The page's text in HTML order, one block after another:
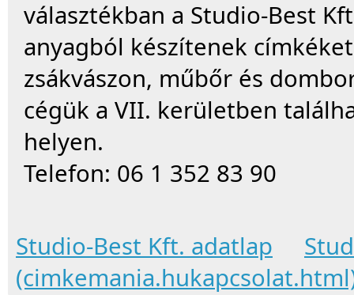
választékban a Studio-Best
anyagból készítenek
zsákvászon, műbőr és
cégük a VII. kerületben
helyen.
Telefon: 06 1 352 83 90
Studio-Best Kft. adatlap